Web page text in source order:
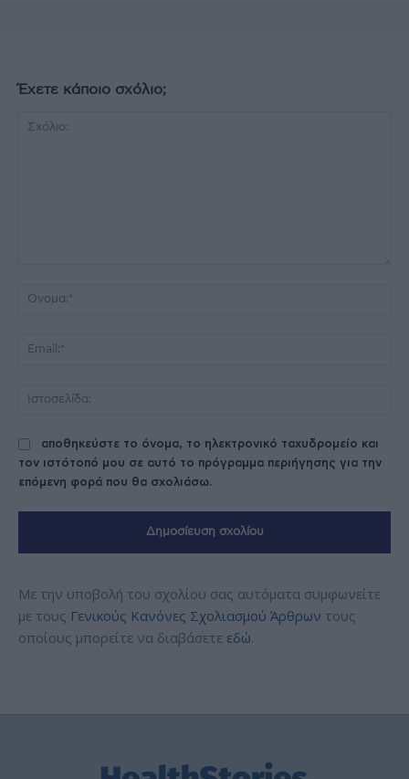
Έχετε κάποιο σχόλιο;
αποθηκεύστε το όνομα, το ηλεκτρονικό ταχυδρομείο και
τον ιστότοπό μου σε αυτό το πρόγραμμα περιήγησης για την
επόμενη φορά που θα σχολιάσω.
Με την υποβολή του σχολίου σας αυτόματα συμφωνείτε
με τους Γενικούς Κανόνες Σχολιασμού Άρθρων τους
οποίους μπορείτε να διαβάσετε εδώ.